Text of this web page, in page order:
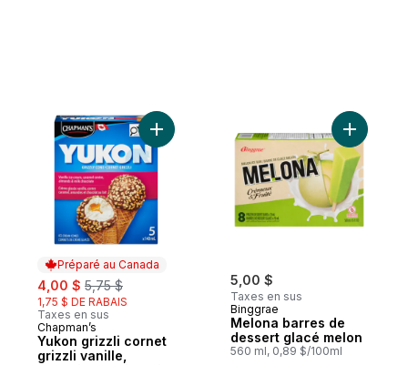
Préparé au Canada
sale:
4,00 $ , formerly:
5,75 $
1,75 $ DE RABAIS
Taxes en sus
Préparé au Canada
Chapman’s
Yukon grizzli cornet
grizzli vanille,
Ajouter Yukon grizzli cornet grizzli
5,00 $
Taxes en sus
Binggrae
Melona barres de
dessert glacé melon
560 ml, 0,89 $/100ml
Ajouter